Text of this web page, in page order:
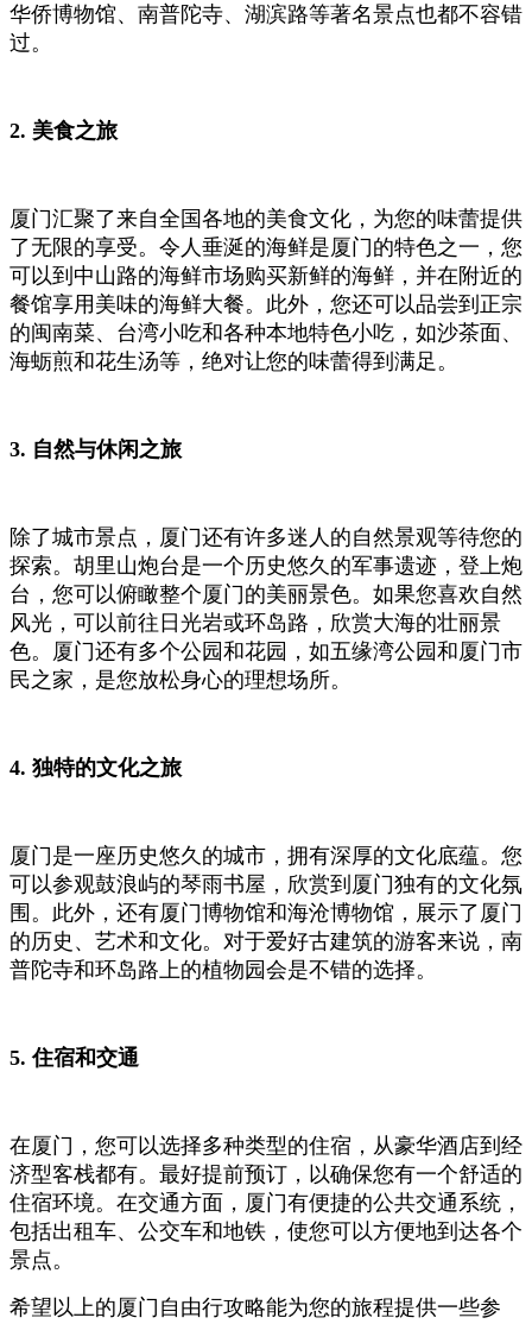
华侨博物馆、南普陀寺、湖滨路等著名景点也都不容错
过。
2. 美食之旅
厦门汇聚了来自全国各地的美食文化，为您的味蕾提供
了无限的享受。令人垂涎的海鲜是厦门的特色之一，您
可以到中山路的海鲜市场购买新鲜的海鲜，并在附近的
餐馆享用美味的海鲜大餐。此外，您还可以品尝到正宗
的闽南菜、台湾小吃和各种本地特色小吃，如沙茶面、
海蛎煎和花生汤等，绝对让您的味蕾得到满足。
3. 自然与休闲之旅
除了城市景点，厦门还有许多迷人的自然景观等待您的
探索。胡里山炮台是一个历史悠久的军事遗迹，登上炮
台，您可以俯瞰整个厦门的美丽景色。如果您喜欢自然
风光，可以前往日光岩或环岛路，欣赏大海的壮丽景
色。厦门还有多个公园和花园，如五缘湾公园和厦门市
民之家，是您放松身心的理想场所。
4. 独特的文化之旅
厦门是一座历史悠久的城市，拥有深厚的文化底蕴。您
可以参观鼓浪屿的琴雨书屋，欣赏到厦门独有的文化氛
围。此外，还有厦门博物馆和海沧博物馆，展示了厦门
的历史、艺术和文化。对于爱好古建筑的游客来说，南
普陀寺和环岛路上的植物园会是不错的选择。
5. 住宿和交通
在厦门，您可以选择多种类型的住宿，从豪华酒店到经
济型客栈都有。最好提前预订，以确保您有一个舒适的
住宿环境。在交通方面，厦门有便捷的公共交通系统，
包括出租车、公交车和地铁，使您可以方便地到达各个
景点。
希望以上的厦门自由行攻略能为您的旅程提供一些参